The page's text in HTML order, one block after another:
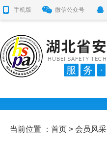
手机版 微信公众号
服 务 ·
当前位置 ： 首页 > 会员风采